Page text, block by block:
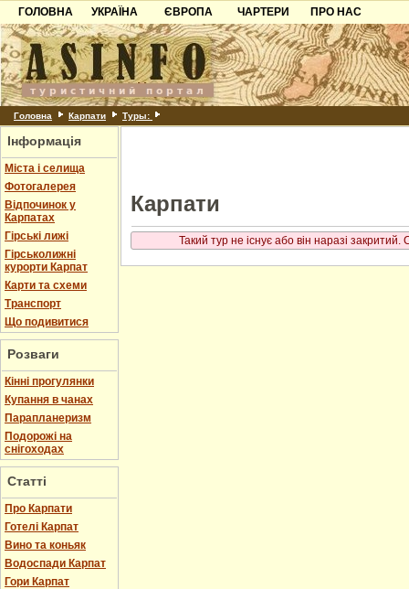
ГОЛОВНА
УКРАЇНА
Карпати
Азов
Причорноморря
Шацьк
ЄВРОПА
Чорногорія
Хорватія
Болгарія
ЧАРТЕРИ
ПРО НАС
Контакти
Партнерам
Додати готель
Головна Карпати Туры:
Інформація
Міста і селища
Фотогалерея
Відпочинок у
Карпатах
Гірські лижі
Гірськолижні
курорти Карпат
Карти та схеми
Транспорт
Що подивитися
Розваги
Кінні прогулянки
Купання в чанах
Парапланеризм
Подорожі на
снігоходах
Статті
Про Карпати
Готелі Карпат
Вино та коньяк
Водоспади Карпат
Гори Карпат
Карпати
Такий тур не існує або він наразі